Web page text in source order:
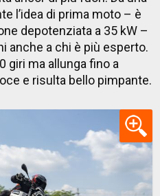
l’idea di prima moto – è
depotenziata a 35 kW –
anche a chi è più esperto.
giri ma allunga fino a
e risulta bello pimpante.